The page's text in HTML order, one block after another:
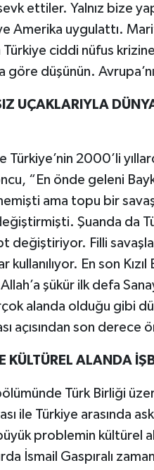
ettiler. Yalnız bize
Amerika uygulattı.
Türkiye ciddi nüfus
göre düşünün.
UÇAKLARIYLA
Türkiye’nin 2000’li
“En önde geleni
ama topu bir
Şuanda da
değiştiriyor. Filli
kullanılıyor. En son
şükür ilk defa
alanda olduğu gibi
açısından son
KÜLTÜREL ALANDA
Türk Birliği
ile Türkiye arasında
problemin kültürel
İsmail Gaspıralı